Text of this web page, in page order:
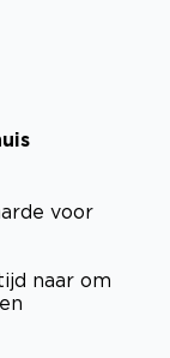
voor
naar om